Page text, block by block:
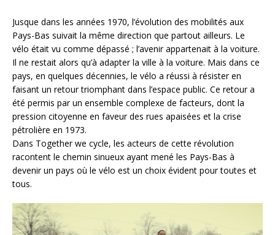
Jusque dans les années 1970, l’évolution des mobilités aux
Pays-Bas suivait la même direction que partout ailleurs. Le
vélo était vu comme dépassé ; l’avenir appartenait à la voiture.
Il ne restait alors qu’à adapter la ville à la voiture. Mais dans ce
pays, en quelques décennies, le vélo a réussi à résister en
faisant un retour triomphant dans l’espace public. Ce retour a
été permis par un ensemble complexe de facteurs, dont la
pression citoyenne en faveur des rues apaisées et la crise
pétrolière en 1973.
Dans Together we cycle, les acteurs de cette révolution
racontent le chemin sinueux ayant mené les Pays-Bas à
devenir un pays où le vélo est un choix évident pour toutes et
tous.